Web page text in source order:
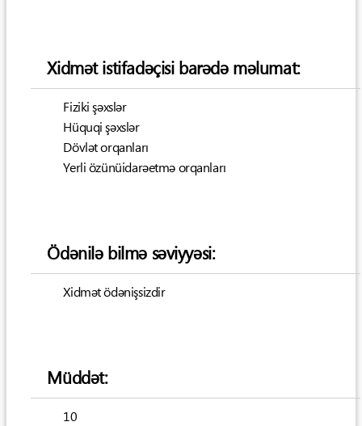
Xidmət istifadəçisi barədə məlumat:
Fiziki şəxslər
Hüquqi şəxslər
Dövlət orqanları
Yerli özünüidarəetmə orqanları
Ödənilə bilmə səviyyəsi:
Xidmət ödənişsizdir
Müddət:
10